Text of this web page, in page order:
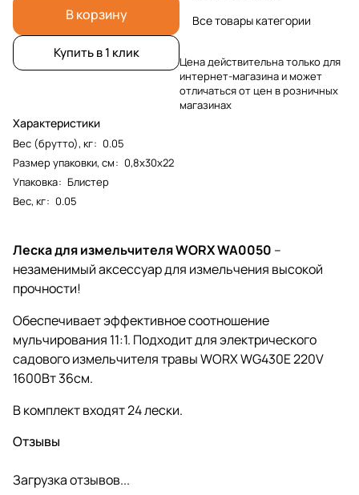
В корзину
Купить в 1 клик
Характеристики
Вес (брутто), кг: 0.05
Размер упаковки, см: 0,8х30х22
Упаковка: Блистер
Вес, кг: 0.05
Все товары категории
Цена действительна только для
интернет-магазина и может
отличаться от цен в розничных
магазинах
Леска для измельчителя WORX WA0050 –
незаменимый аксессуар для измельчения высокой
прочности!
Обеспечивает эффективное соотношение
мульчирования 11:1. Подходит для электрического
садового измельчителя травы WORX WG430E 220V
1600Вт 36см.
В комплект входят 24 лески.
Отзывы
Загрузка отзывов...